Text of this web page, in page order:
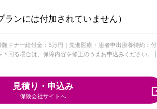
ンには付加されていません）
ドナー給付金：5万円｜先進医療・患者申出療養特約：付
る場合は、保障内容を修正のうえお申込みください。 |
見積り・申込み
保険会社サイトへ